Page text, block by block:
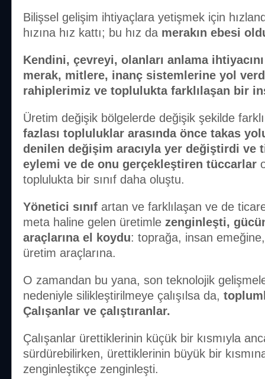
Bilişsel gelişim ihtiyaçlara yetişmek için
hızına hız kattı; bu hız da merakın ebesi
Kendini, çevreyi, olanları anlama
merak, mitlere, inanç sistemlerine yol
rahiplerimiz ve toplulukta farklılaşan bir
Üretim değişik bölgelerde değişik şekilde
fazlası topluluklar arasında önce takas
denilen değişim aracıyla yer değiştirdi ve
eylemi ve de onu gerçekleştiren tüccarlar
toplulukta bir sınıf daha oluştu.
Yönetici sınıf artan ve farklılaşan ve de
meta haline gelen üretimle zenginleşti,
araçlarına el koydu: toprağa, insan
üretim araçlarına.
O zamandan bu yana, son teknolojik
nedeniyle silikleştirilmeye çalışılsa da,
Çalışanlar ve çalıştıranlar.
Çalışanlar ürettiklerinin küçük bir kısmıyla
sürdürebilirken, ürettiklerinin büyük bir
zenginleştikçe zenginleşti.